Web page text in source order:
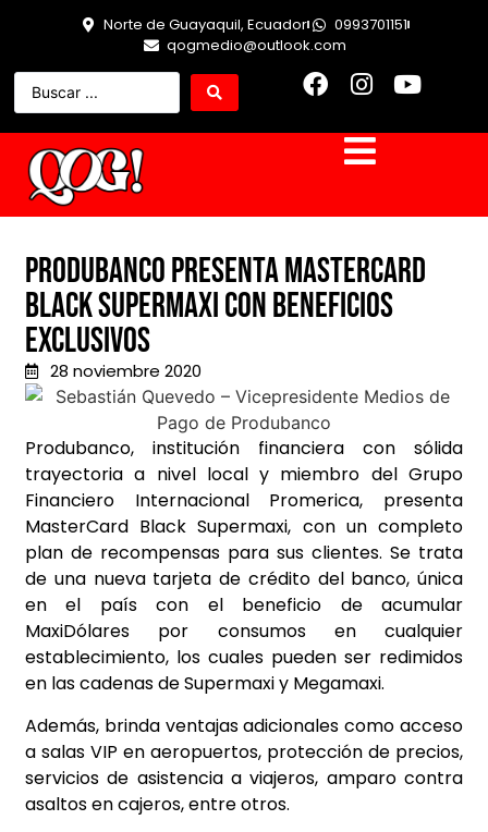
Norte de Guayaquil, Ecuador
0993701151
qogmedio@outlook.com
Produbanco presenta Mastercard
Black Supermaxi con beneficios
exclusivos
28 noviembre 2020
Produbanco, institución financiera con sólida
trayectoria a nivel local y miembro del Grupo
Financiero Internacional Promerica, presenta
MasterCard Black Supermaxi, con un completo
plan de recompensas para sus clientes. Se trata
de una nueva tarjeta de crédito del banco, única
en el país con el beneficio de acumular
MaxiDólares por consumos en cualquier
establecimiento, los cuales pueden ser redimidos
en las cadenas de Supermaxi y Megamaxi.
Además, brinda ventajas adicionales como acceso
a salas VIP en aeropuertos, protección de precios,
servicios de asistencia a viajeros, amparo contra
asaltos en cajeros, entre otros.